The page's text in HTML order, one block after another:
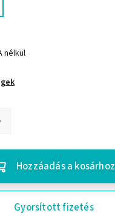
nélkül
Hozzáadás a kosárhoz
Gyorsított fizetés